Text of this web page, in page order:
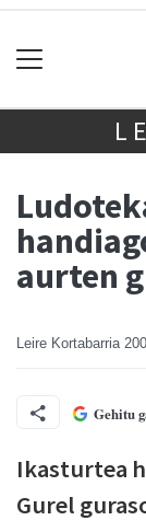
aurten
Leire Kortabarria
Gehitu
Ikasturtea
Gurel